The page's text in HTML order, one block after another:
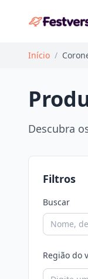
Início /
Descubra
Filtros
Buscar
Região do